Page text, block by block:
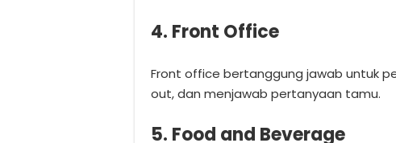
4. Front Office
Front office bertanggung jawab untuk
out, dan menjawab pertanyaan tamu.
5. Food and Beverage